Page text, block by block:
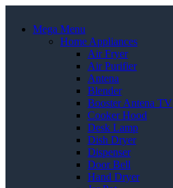
Mega Menu
Home Appliances
Air Fryer
Air Purifier
Antena
Blender
Booster Antena TV
Cooker Hood
Desk Lamp
Dish Dryer
Dispenser
Door Bell
Hand Dryer